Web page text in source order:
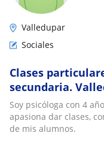
Valledupar
Sociales
Clases
secundaria.
Soy psicóloga con 4
apasiona dar clases,
de mis alumnos.